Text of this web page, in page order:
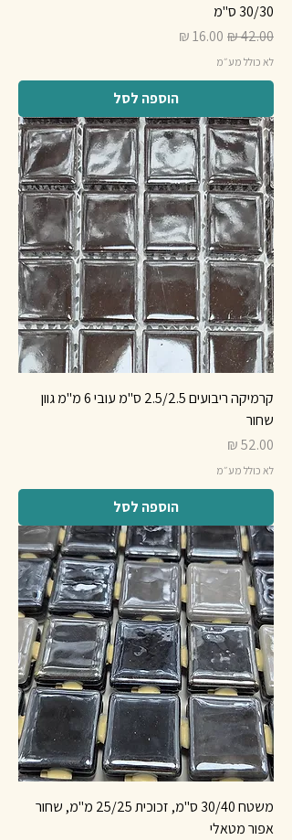
30/30 ס"מ
מחיר רגיל מחיר מבצע
לא כולל מע״מ
הוספה לסל
קרמיקה ריבועים 2.5/2.5 ס"מ עובי 6 מ"מ גוון
שחור
מחיר
לא כולל מע״מ
הוספה לסל
משטח 30/40 ס"מ, זכוכית 25/25 מ"מ, שחור
אפור מטאלי